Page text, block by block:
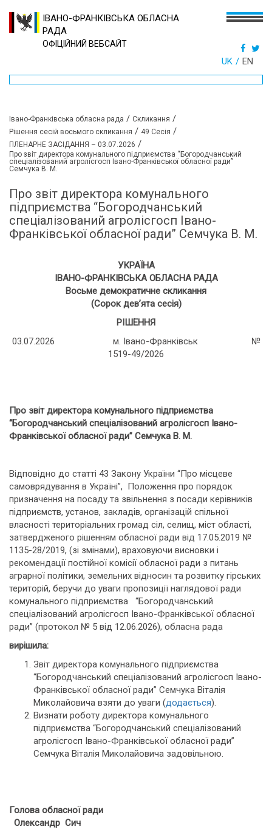
ІВАНО-ФРАНКІВСЬКА ОБЛАСНА
РАДА
ОФІЦІЙНИЙ ВЕБСАЙТ
UK EN
Івано-Франківська обласна рада / Скликання /
Рішення сесій восьмого скликання / 49 Сесія /
ПЛЕНАРНЕ ЗАСІДАННЯ – 03.07.2026 /
Про звіт директора комунального підприємства “Богородчанський
спеціалізований агролісгосп Івано-Франківської обласної ради”
Семчука В. М.
Про звіт директора комунального
підприємства “Богородчанський
спеціалізований агролісгосп Івано-
Франківської обласної ради” Семчука В. М.
УКРАЇНА
ІВАНО-ФРАНКІВСЬКА ОБЛАСНА РАДА
Восьме демократичне скликання
(Сорок дев’ята сесія)
РІШЕННЯ
03.07.2026 м. Івано-Франківськ №
1519-49/2026
Про звіт директора комунального підприємства
“Богородчанський спеціалізований агролісгосп Івано-
Франківської обласної ради” Семчука В. М.
Відповідно до статті 43 Закону України “Про місцеве
самоврядування в Україні”, Положення про порядок
призначення на посаду та звільнення з посади керівників
підприємств, установ, закладів, організацій спільної
власності територіальних громад сіл, селищ, міст області,
затвердженого рішенням обласної ради від 17.05.2019 №
1135-28/2019, (зі змінами), враховуючи висновки і
рекомендації постійної комісії обласної ради з питань
аграрної політики, земельних відносин та розвитку гірських
територій, беручи до уваги пропозиції наглядової ради
комунального підприємства “Богородчанський
спеціалізований агролісгосп Івано-Франківської обласної
ради” (протокол № 5 від 12.06.2026), обласна рада
вирішила:
Звіт директора комунального підприємства
“Богородчанський спеціалізований агролісгосп Івано-
Франківської обласної ради” Семчука Віталія
Миколайовича взяти до уваги (додається).
Визнати роботу директора комунального
підприємства “Богородчанський спеціалізований
агролісгосп Івано-Франківської обласної ради”
Семчука Віталія Миколайовича задовільною.
Голова обласної ради
Олександр Сич